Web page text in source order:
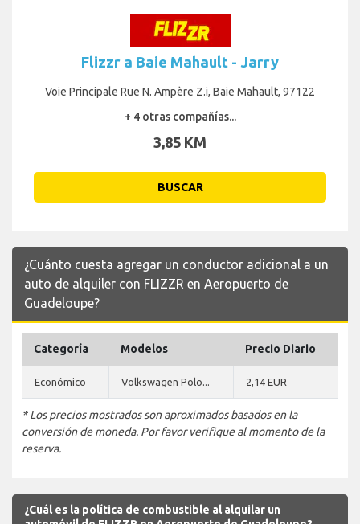
Flizzr a Baie Mahault - Jarry
Voie Principale Rue N. Ampère Z.i, Baie Mahault, 97122
+ 4 otras compañías...
3,85 KM
BUSCAR
¿Cuánto cuesta agregar un conductor adicional a un
auto de alquiler con FLIZZR en Aeropuerto de
Guadeloupe?
Categoría Modelos Precio Diario
Económico Volkswagen Polo... 2,14 EUR
* Los precios mostrados son aproximados basados en la
conversión de moneda. Por favor verifique al momento de la
reserva.
¿Cuál es la política de combustible al alquilar un